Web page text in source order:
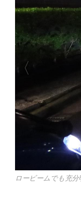
ロービームでも充分